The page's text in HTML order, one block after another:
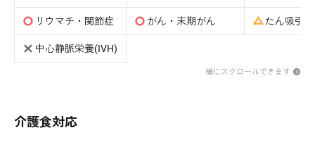
リウマチ・関節症 がん・末期がん たん吸引(
中心静脈栄養(IVH)
横にスクロールできます
介護食対応